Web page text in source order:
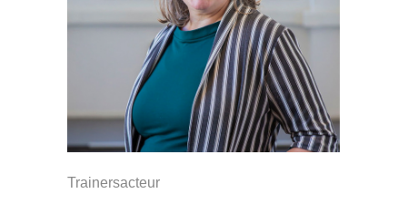
Trainersacteur